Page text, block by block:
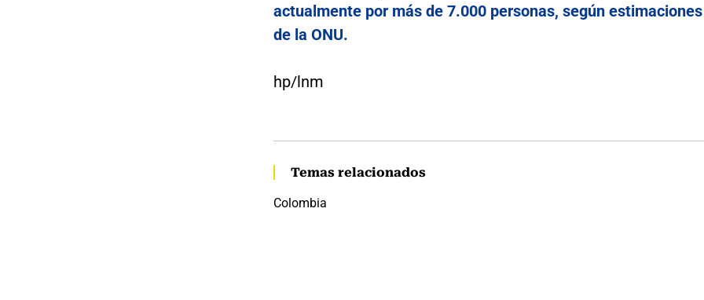
actualmente por más de 7.000 personas, según estimaciones
de la ONU.
hp/lnm
Temas relacionados
Colombia